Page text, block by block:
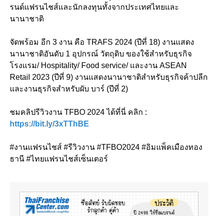
รนด์แฟรนไชส์และนักลงทุนทั้งจากประเทศไทยและ
นานาชาติ
จัดพร้อม อีก 3 งาน คือ TRAFS 2024 (ปีที่ 18) งานแสดง
นานาชาติอันดับ 1 อุปกรณ์ วัตถุดิบ ของใช้สำหรับธุรกิจ
โรงแรม/ Hospitality/ Food service/ และงาน ASEAN
Retail 2023 (ปีที่ 9) งานแสดงนานาชาติสำหรับธุรกิจค้าปลีก
และงานธุรกิจสำหรับผับ บาร์ (ปีที่ 2)
ชมคลิปรีวิวงาน TFBO 2024 ได้ที่นี่ คลิก :
https://bit.ly/3xTThBE
#งานแฟรนไชส์ #รีวิวงาน #TFBO2024 #อิมแพ็คเมืองทอง
ธานี #ไทยแฟรนไชส์เซ็นเตอร์